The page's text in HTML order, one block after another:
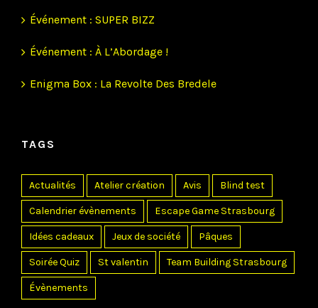
Événement : SUPER BIZZ
Événement : À L’Abordage !
Enigma Box : La Revolte Des Bredele
TAGS
Actualités Atelier création Avis Blind test
Calendrier évènements Escape Game Strasbourg
Idées cadeaux Jeux de société Pâques
Soirée Quiz St valentin Team Building Strasbourg
Évènements